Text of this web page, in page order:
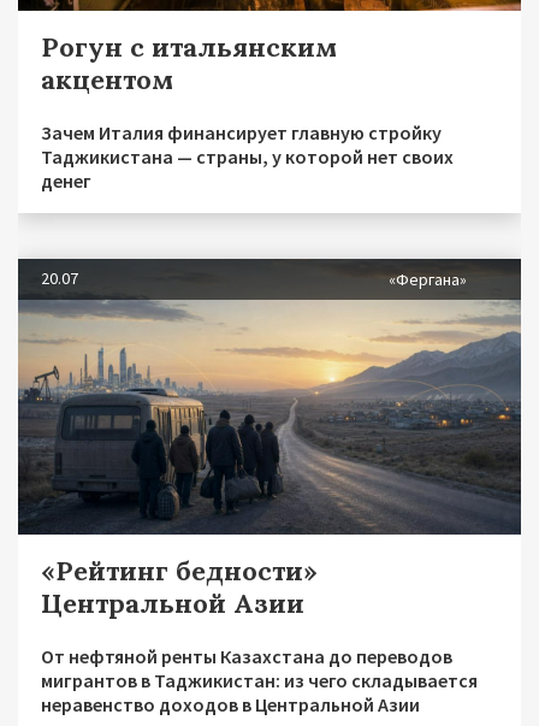
Рогун с итальянским
акцентом
Зачем Италия финансирует главную стройку
Таджикистана — страны, у которой нет своих
денег
20.07 «Фергана»
«Рейтинг бедности»
Центральной Азии
От нефтяной ренты Казахстана до переводов
мигрантов в Таджикистан: из чего складывается
неравенство доходов в Центральной Азии